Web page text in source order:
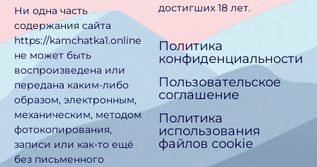
Ни одна часть
содержания сайта
https://kamchatka1.online
не может быть
воспроизведена или
передана каким-либо
образом, электронным,
механическим, методом
фотокопирования,
записи или как-то ещё
без письменного
достигших 18 лет.
Политика
конфиденциальности
Пользовательское
соглашение
Политика
использования
файлов cookie